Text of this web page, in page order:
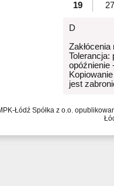
19
D
Tolerancja:
opóźnienie
jest
Łódź Spółka z o.o.